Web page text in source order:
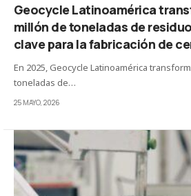
Geocycle Latinoamérica
millón de toneladas de
clave para la fabricación de
En 2025, Geocycle Latinoamérica
toneladas de…
25 MAYO, 2026